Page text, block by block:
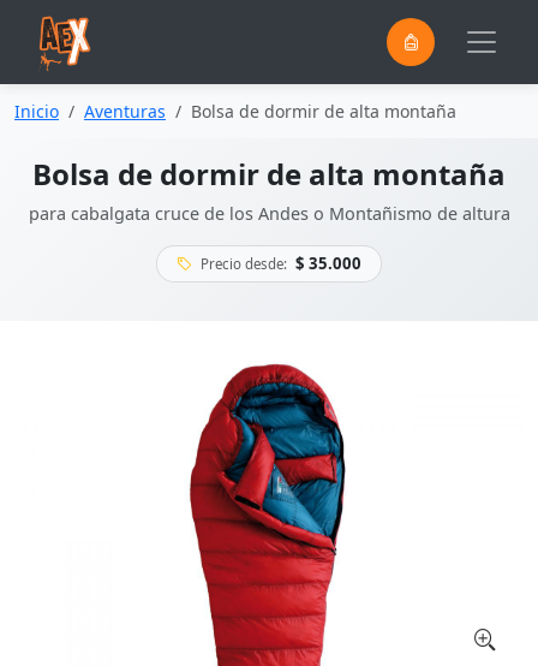
Inicio Aventuras Bolsa de dormir de alta montaña
Bolsa de dormir de alta montaña
para cabalgata cruce de los Andes o Montañismo de altura
Precio desde: $ 35.000